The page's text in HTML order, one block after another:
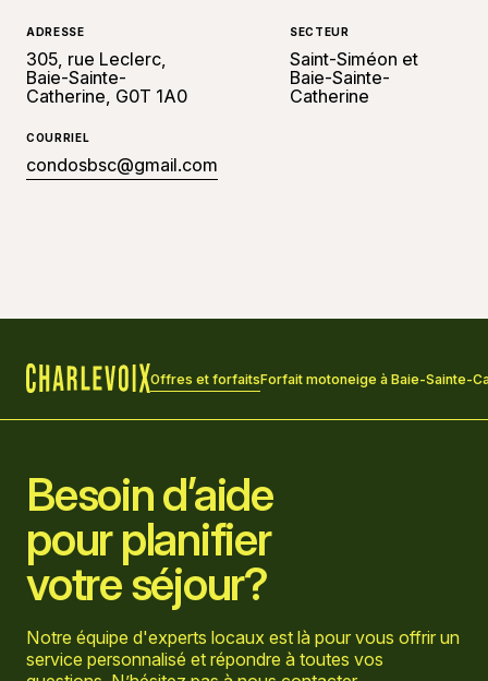
ADRESSE
305, rue Leclerc,
Baie-Sainte-
Catherine, G0T 1A0
SECTEUR
Saint-Siméon et
Baie-Sainte-
Catherine
COURRIEL
condosbsc@gmail.com
Offres et forfaitsForfait motoneige à Baie-Sainte-
Besoin d’aide
pour planifier
votre séjour?
Notre équipe d'experts locaux est là pour vous offrir un
service personnalisé et répondre à toutes vos